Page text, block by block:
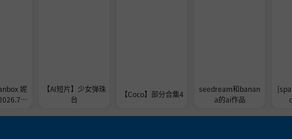
妮
【AI短片】少女弹珠
台
【Coco】部分合集4
seedream和banan
a的ai作品